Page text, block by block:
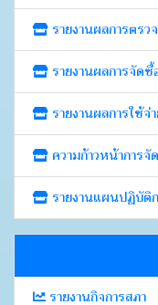
รายงานผลการตรว
รายงานผลการจัด
รายงานผลการใช้
ความก้าวหน้าการ
รายงานแผนปฏิบัติ
รายงานกิจการสภา